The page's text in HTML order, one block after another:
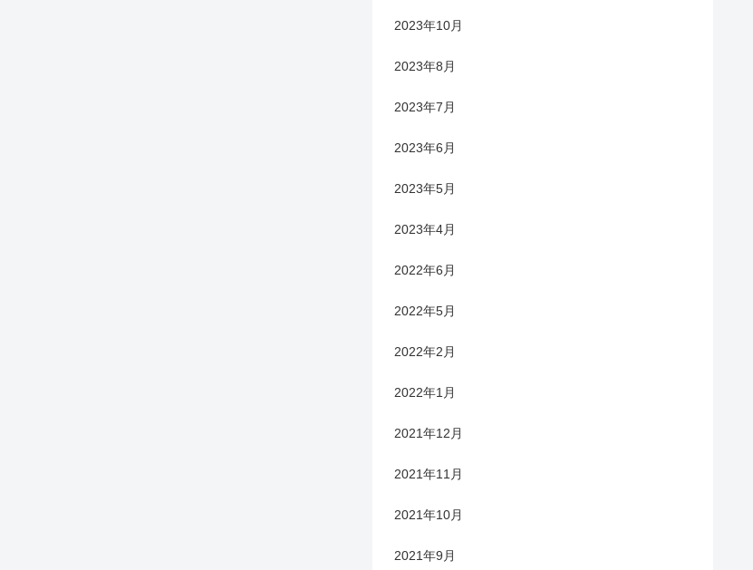
2023年10月
2023年8月
2023年7月
2023年6月
2023年5月
2023年4月
2022年6月
2022年5月
2022年2月
2022年1月
2021年12月
2021年11月
2021年10月
2021年9月